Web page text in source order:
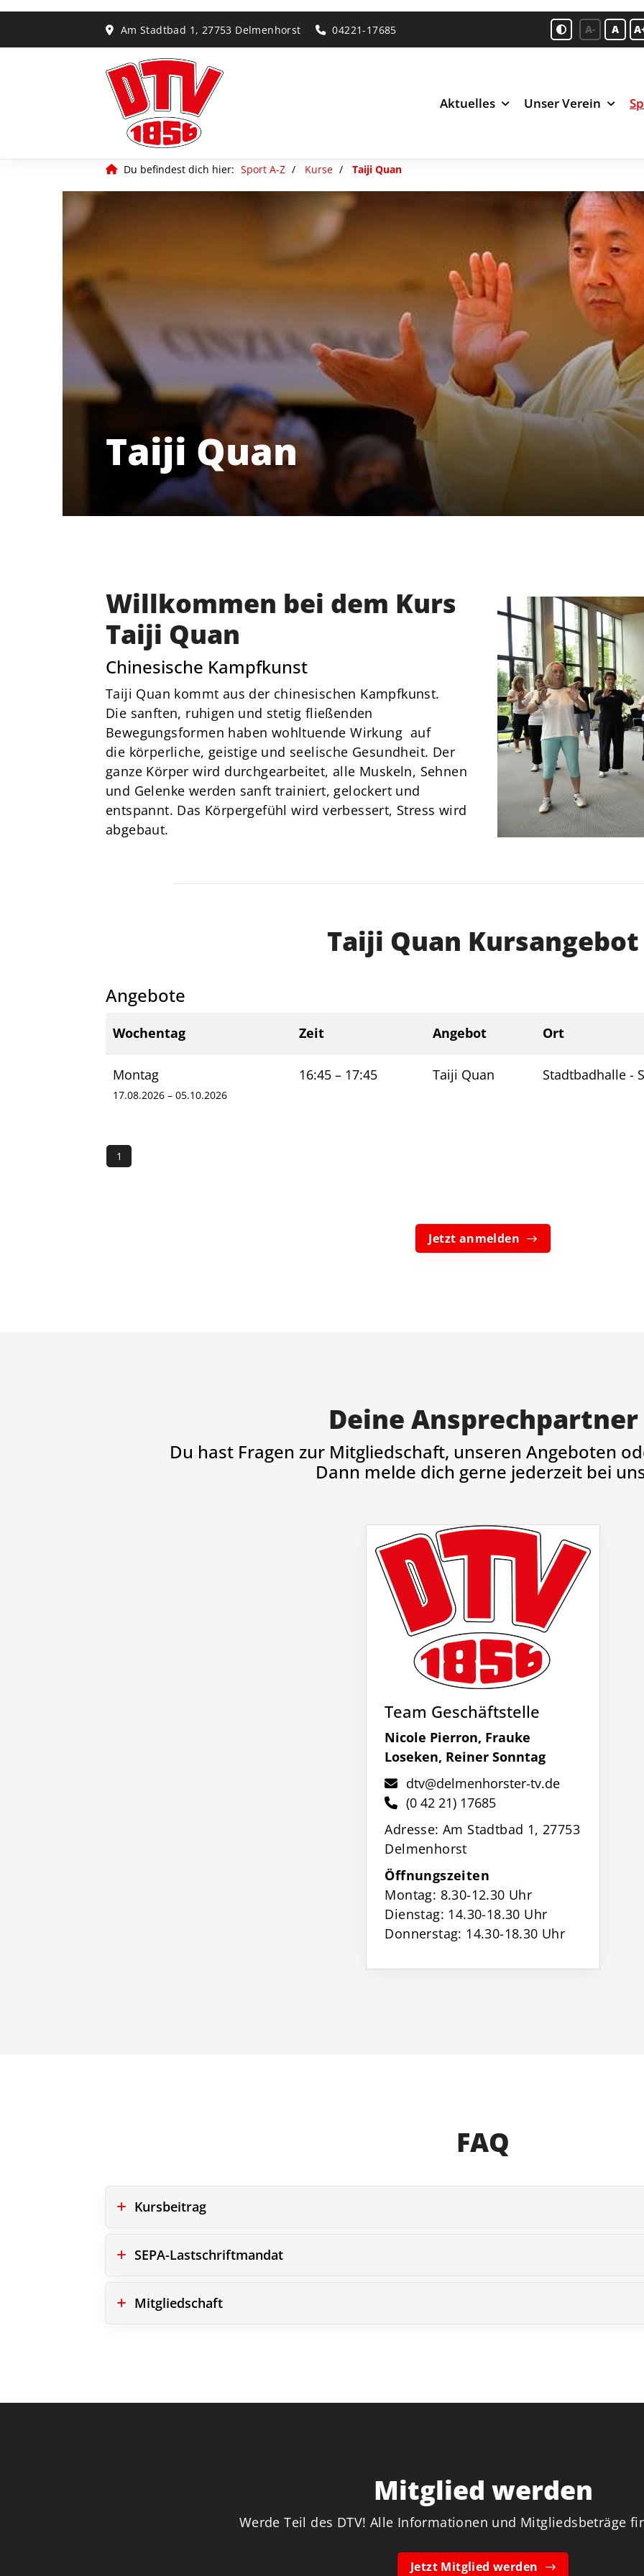
A- A
Du befindest dich hier: Sport A-Z Kurse Taiji Quan
Taiji Quan
Willkommen bei dem Kurs
Taiji Quan
Chinesische Kampfkunst
Taiji Quan kommt aus der chinesischen Kampfkunst.
Die sanften, ruhigen und stetig fließenden
Bewegungsformen haben wohltuende Wirkung auf
die körperliche, geistige und seelische Gesundheit. Der
ganze Körper wird durchgearbeitet, alle Muskeln, Sehnen
und Gelenke werden sanft trainiert, gelockert und
entspannt. Das Körpergefühl wird verbessert, Stress wird
abgebaut.
Taiji Quan Kursangebot
Angebote
Wochentag Zeit Angebot
Ort
Montag
17.08.2026 – 05.10.2026
16:45 – 17:45 Taiji Quan Stadtbadhalle -
1
Jetzt anmelden
Deine Ansprechpartner
Du hast Fragen zur Mitgliedschaft, unseren Angeboten
Dann melde dich gerne jederzeit bei
Team Geschäftstelle
Nicole Pierron, Frauke
Loseken, Reiner Sonntag
dtv@delmenhorster-tv.de
(0 42 21) 17685
Adresse: Am Stadtbad 1, 27753
Delmenhorst
Öffnungszeiten
Montag: 8.30-12.30 Uhr
Dienstag: 14.30-18.30 Uhr
Donnerstag: 14.30-18.30 Uhr
FAQ
Kursbeitrag
SEPA-Lastschriftmandat
Mitgliedschaft
Mitglied werden
Werde Teil des DTV! Alle Informationen und Mitgliedsbeträge
Jetzt Mitglied werden
Delmenhorster Turnverein
von 1856 e. V.
Am Stadtbad 1
27753 Delmenhorst
04221-17685
dtv@delmenhorster-tv.de
Mitgliedschaft